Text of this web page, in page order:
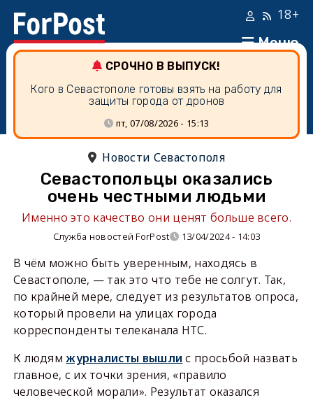
Меню
18+
СРОЧНО В ВЫПУСК!
Кого в Севастополе готовы взять на работу для
защиты города от дронов
пт, 07/08/2026 - 15:13
Новости Севастополя
Севастопольцы оказались
очень честными людьми
Именно это качество они ценят больше всего.
Служба новостей ForPost 13/04/2024 - 14:03
В чём можно быть уверенным, находясь в
Севастополе, — так это что тебе не солгут. Так,
по крайней мере, следует из результатов опроса,
который провели на улицах города
корреспонденты телеканала НТС.
К людямжурналисты вышли с просьбой назвать
главное, с их точки зрения, «правило
человеческой морали». Результат оказался